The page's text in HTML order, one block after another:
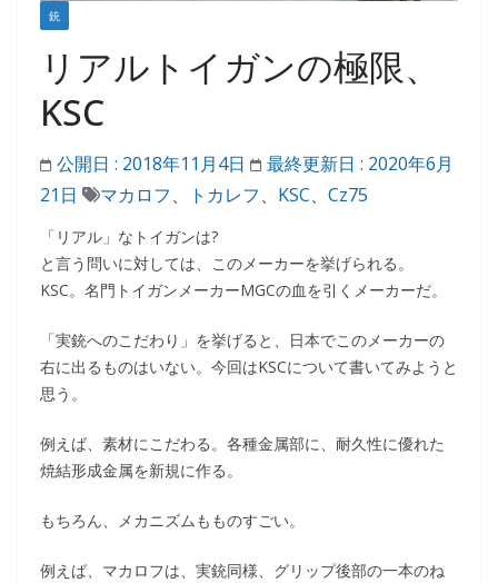
銃
リアルトイガンの極限、
KSC
公開日 : 2018年11月4日 最終更新日 : 2020年6月
21日
マカロフ、 トカレフ、 KSC、 Cz75
「リアル」なトイガンは?
と言う問いに対しては、このメーカーを挙げられる。
KSC。名門トイガンメーカーMGCの血を引くメーカーだ。
「実銃へのこだわり」を挙げると、日本でこのメーカーの
右に出るものはいない。今回はKSCについて書いてみようと
思う。
例えば、素材にこだわる。各種金属部に、耐久性に優れた
焼結形成金属を新規に作る。
もちろん、メカニズムもものすごい。
例えば、マカロフは、実銃同様、グリップ後部の一本のね